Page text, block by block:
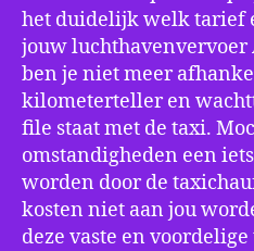
het duidelijk welk tarief
jouw luchthavenvervoer
ben je niet meer
kilometerteller en
file staat met de taxi.
omstandigheden een
worden door de
kosten niet aan jou
deze vaste en